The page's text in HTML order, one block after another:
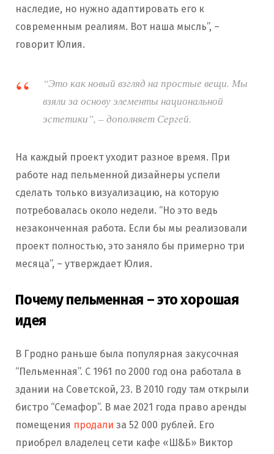
наследие, но нужно адаптировать его к
современным реалиям. Вот наша мысль”, –
говорит Юлия.
“Это как новый взгляд на простые вещи. Мы
взяли за основу элементы национальной
эстетики”, – дополняет Сергей.
На каждый проект уходит разное время. При
работе над пельменной дизайнеры успели
сделать только визуализацию, на которую
потребовалась около недели. “Но это ведь
незаконченная работа. Если бы мы реализовали
проект полностью, это заняло бы примерно три
месяца”, – утверждает Юлия.
Почему пельменная – это хорошая
идея
В Гродно раньше была популярная закусочная
“Пельменная”. С 1961 по 2000 год она работала в
здании на Советской, 23. В 2010 году там открыли
бистро “Семафор”. В мае 2021 года право аренды
помещения продали за 52 000 рублей. Его
приобрел владелец сети кафе «Ш&Б» Виктор